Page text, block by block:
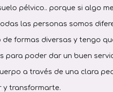
pélvico.. porque si algo
las personas somos
formas diversas y tengo
para poder dar un buen
a través de una clara
y transformarte.